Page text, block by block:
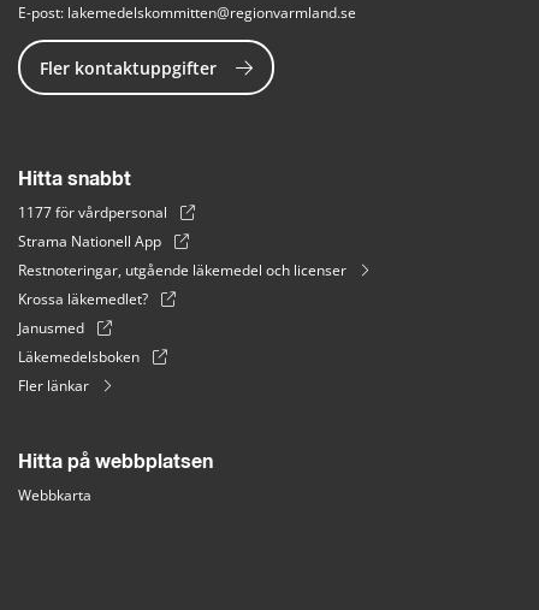
E-post: lakemedelskommitten@regionvarmland.se
Fler kontaktuppgifter
Hitta snabbt
1177 för vårdpersonal
Strama Nationell App
Restnoteringar, utgående läkemedel och licenser
Krossa läkemedlet?
Janusmed
Läkemedelsboken
Fler länkar
Hitta på webbplatsen
Webbkarta